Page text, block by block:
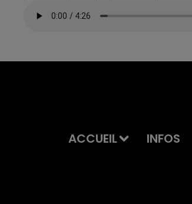
ACCUEIL INFOS